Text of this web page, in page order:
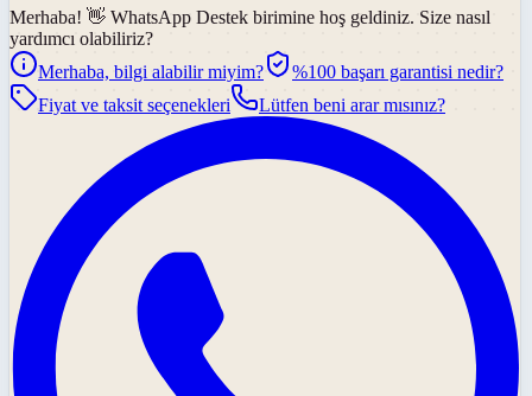
Merhaba! 👋 WhatsApp Destek birimine hoş geldiniz. Size nasıl
yardımcı olabiliriz?
Merhaba, bilgi alabilir miyim?
%100 başarı garantisi nedir?
Fiyat ve taksit seçenekleri
Lütfen beni arar mısınız?